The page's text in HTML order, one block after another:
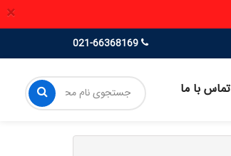
×
تماس با ما